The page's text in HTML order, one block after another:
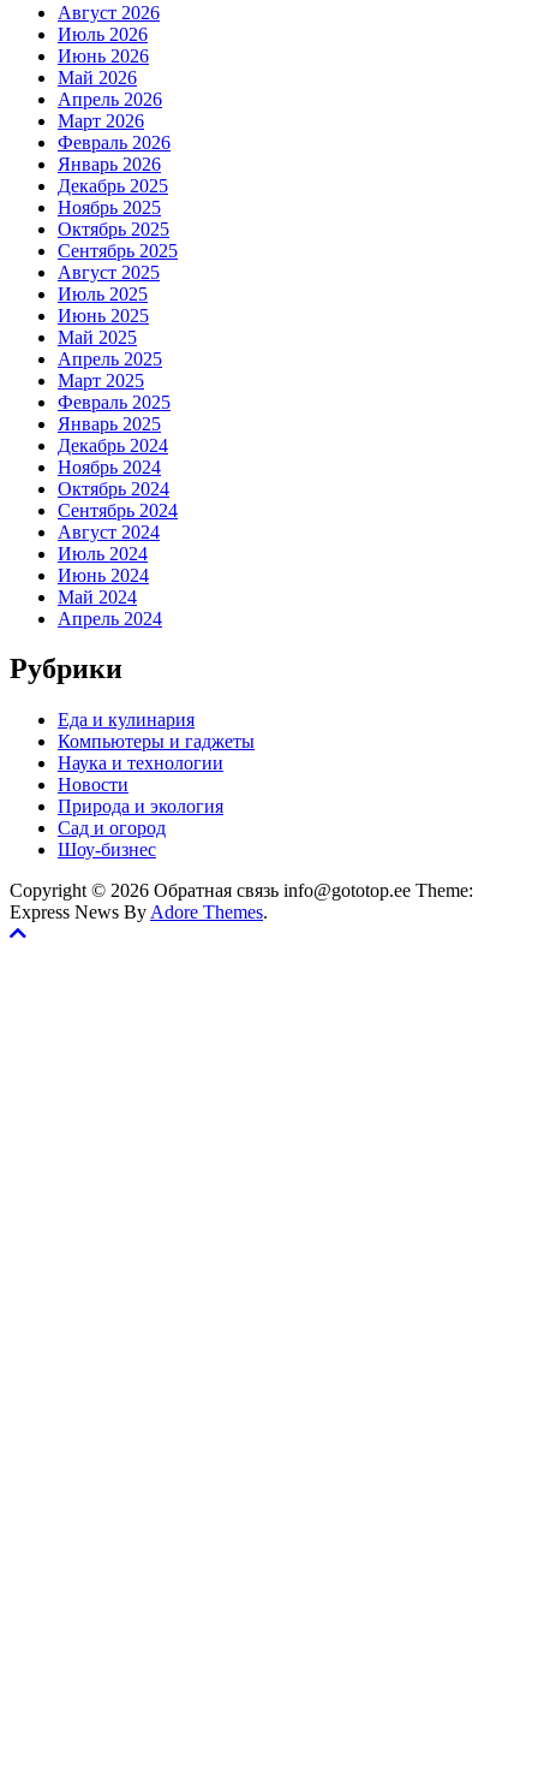
Август 2026
Июль 2026
Июнь 2026
Май 2026
Апрель 2026
Март 2026
Февраль 2026
Январь 2026
Декабрь 2025
Ноябрь 2025
Октябрь 2025
Сентябрь 2025
Август 2025
Июль 2025
Июнь 2025
Май 2025
Апрель 2025
Март 2025
Февраль 2025
Январь 2025
Декабрь 2024
Ноябрь 2024
Октябрь 2024
Сентябрь 2024
Август 2024
Июль 2024
Июнь 2024
Май 2024
Апрель 2024
Рубрики
Еда и кулинария
Компьютеры и гаджеты
Наука и технологии
Новости
Природа и экология
Сад и огород
Шоу-бизнес
Copyright © 2026 Обратная связь info@gototop.ee Theme:
Express News By Adore Themes.